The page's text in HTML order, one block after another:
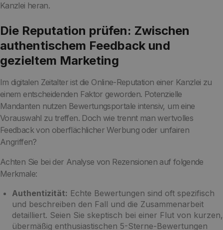
Kanzlei heran.
Die Reputation prüfen: Zwischen
authentischem Feedback und
gezieltem Marketing
Im digitalen Zeitalter ist die Online-Reputation einer Kanzlei zu
einem entscheidenden Faktor geworden. Potenzielle
Mandanten nutzen Bewertungsportale intensiv, um eine
Vorauswahl zu treffen. Doch wie trennt man wertvolles
Feedback von oberflächlicher Werbung oder unfairen
Angriffen?
Achten Sie bei der Analyse von Rezensionen auf folgende
Merkmale:
Authentizität: Echte Bewertungen sind oft spezifisch
und beschreiben den Fall und die Zusammenarbeit
detailliert. Seien Sie skeptisch bei einer Flut von kurzen,
übermäßig enthusiastischen 5-Sterne-Bewertungen